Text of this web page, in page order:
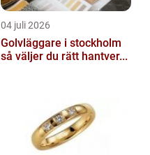
04 juli 2026
Golvläggare i stockholm
så väljer du rätt hantver...